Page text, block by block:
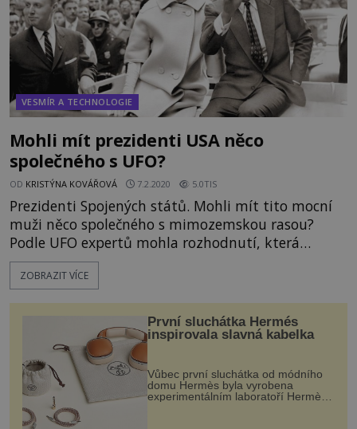
VESMÍR A TECHNOLOGIE
Mohli mít prezidenti USA něco
společného s UFO?
OD KRISTÝNA KOVÁŘOVÁ 7.2.2020 5.0TIS
Prezidenti Spojených států. Mohli mít tito mocní
muži něco společného s mimozemskou rasou?
Podle UFO expertů mohla rozhodnutí, která
zformovala USA a jejich politiku, přijít z vesmíru.
https://www.youtube.com/watch?v=rE0v3Zs07ug
ZOBRAZIT VÍCE
První sluchátka Hermés
inspirovala slavná kabelka
Vůbec první sluchátka od módního
domu Hermès byla vyrobena
experimentálním laboratoří Hermès